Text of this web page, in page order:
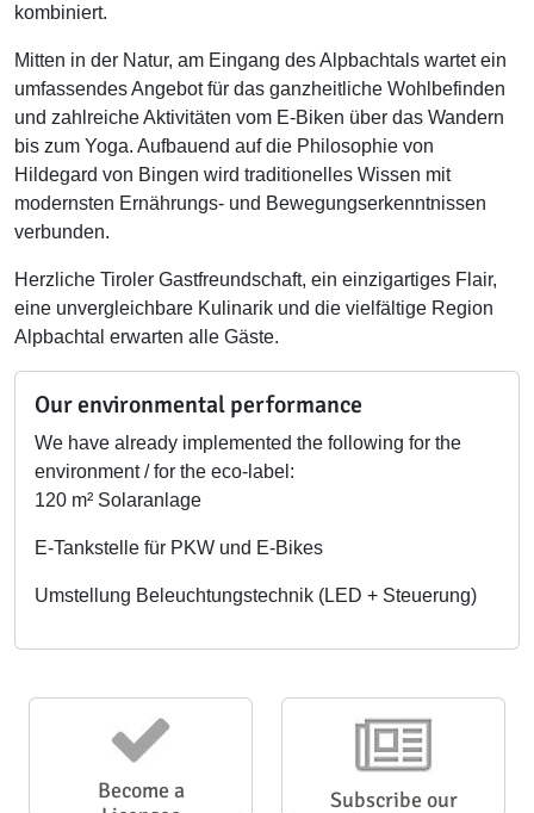
kombiniert.
Mitten in der Natur, am Eingang des Alpbachtals wartet ein
umfassendes Angebot für das ganzheitliche Wohlbefinden
und zahlreiche Aktivitäten vom E-Biken über das Wandern
bis zum Yoga. Aufbauend auf die Philosophie von
Hildegard von Bingen wird traditionelles Wissen mit
modernsten Ernährungs- und Bewegungserkenntnissen
verbunden.
Herzliche Tiroler Gastfreundschaft, ein einzigartiges Flair,
eine unvergleichbare Kulinarik und die vielfältige Region
Alpbachtal erwarten alle Gäste.
Our environmental performance
We have already implemented the following for the
environment / for the eco-label:
120 m² Solaranlage
E-Tankstelle für PKW und E-Bikes
Umstellung Beleuchtungstechnik (LED + Steuerung)
Become a
Subscribe our